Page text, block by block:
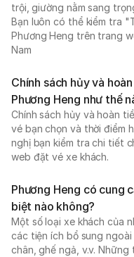
trội, giường nằm sang
Bạn luôn có thể kiểm tra
Phương Heng trên trang
Nam
Chính sách hủy và
Phương Heng như thế
Chính sách hủy và hoàn
vé bạn chọn và thời điểm
nghị bạn kiểm tra chi tiết
web đặt vé xe khách.
Phương Heng có cung
biệt nào không?
Một số loại xe khách của
các tiện ích bổ sung
chân, ghế ngả, v.v.